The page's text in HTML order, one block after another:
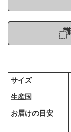
サイズ
生産国
お届けの目安